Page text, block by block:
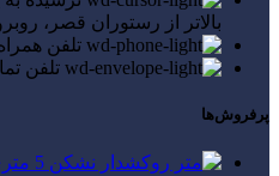
بالاتر از رستوران قصر،
تلفن همراه:
تلفن تماس:
پرفروش‌ها